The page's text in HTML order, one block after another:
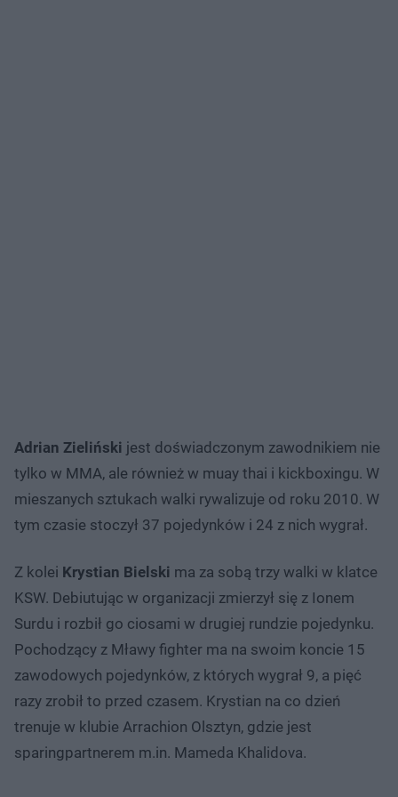
Adrian Zieliński jest doświadczonym zawodnikiem nie
tylko w MMA, ale również w muay thai i kickboxingu. W
mieszanych sztukach walki rywalizuje od roku 2010. W
tym czasie stoczył 37 pojedynków i 24 z nich wygrał.
Z kolei Krystian Bielski ma za sobą trzy walki w klatce
KSW. Debiutując w organizacji zmierzył się z Ionem
Surdu i rozbił go ciosami w drugiej rundzie pojedynku.
Pochodzący z Mławy fighter ma na swoim koncie 15
zawodowych pojedynków, z których wygrał 9, a pięć
razy zrobił to przed czasem. Krystian na co dzień
trenuje w klubie Arrachion Olsztyn, gdzie jest
sparingpartnerem m.in. Mameda Khalidova.